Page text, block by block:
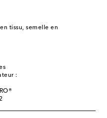
tissu, semelle en
: